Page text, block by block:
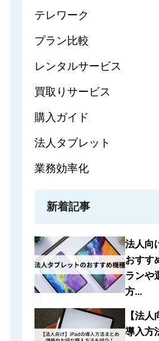
テレワーク
プラン比較
レンタルサービス
買取りサービス
購入ガイド
法人タブレット
業務効率化
新着記事
法人向
おすす
ランや
方...
【法
導入方